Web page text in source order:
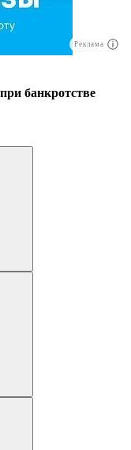
Реклама
банкротстве